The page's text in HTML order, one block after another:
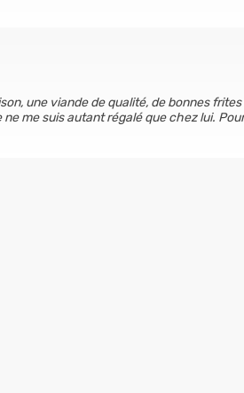
une viande de qualité, de bonnes
me suis autant régalé que chez lui.